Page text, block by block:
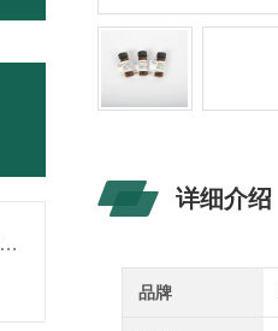
标准物质不确定度评定中的分量识别与量化计算方法
详细介绍
品牌